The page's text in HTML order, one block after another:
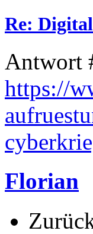
Re:
Antwort
https://
Florian